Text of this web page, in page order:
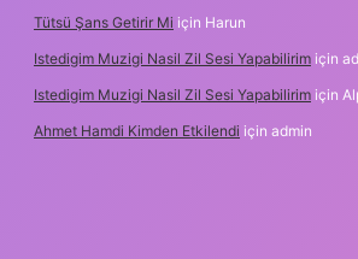
Tütsü Şans Getirir Mi için Harun
Istedigim Muzigi Nasil Zil Sesi Yapabilirim için
Istedigim Muzigi Nasil Zil Sesi Yapabilirim için
Ahmet Hamdi Kimden Etkilendi için admin